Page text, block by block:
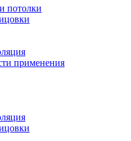
потолки
применения